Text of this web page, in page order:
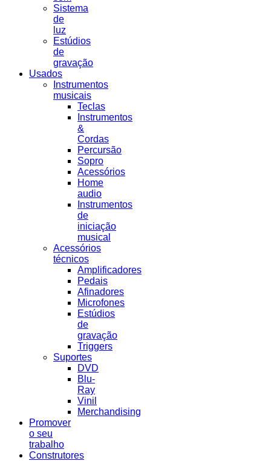
Sistema
de
luz
Estúdios
de
gravação
Usados
Instrumentos
musicais
Teclas
Instrumentos
&
Cordas
Percursão
Sopro
Acessórios
Home
audio
Instrumentos
de
iniciação
musical
Acessórios
técnicos
Amplificadores
Pedais
Afinadores
Microfones
Estúdios
de
gravação
Triggers
Suportes
DVD
Blu-
Ray
Vinil
Merchandising
Promover
o seu
trabalho
Construtores